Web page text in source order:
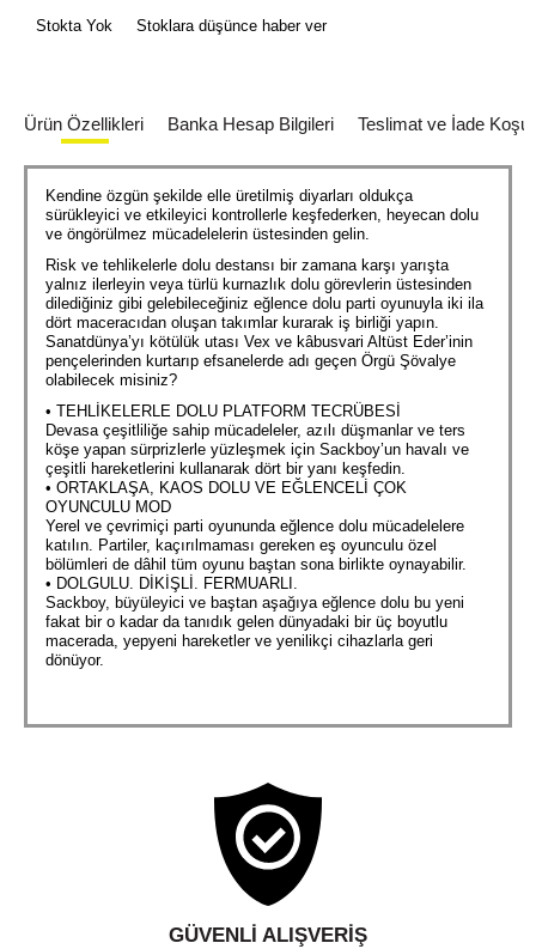
Stokta Yok Stoklara düşünce haber ver
Ürün Özellikleri Banka Hesap Bilgileri Teslimat ve İade
Kendine özgün şekilde elle üretilmiş diyarları oldukça
sürükleyici ve etkileyici kontrollerle keşfederken, heyecan dolu
ve öngörülmez mücadelelerin üstesinden gelin.
Risk ve tehlikelerle dolu destansı bir zamana karşı yarışta
yalnız ilerleyin veya türlü kurnazlık dolu görevlerin üstesinden
dilediğiniz gibi gelebileceğiniz eğlence dolu parti oyunuyla iki ila
dört maceracıdan oluşan takımlar kurarak iş birliği yapın.
Sanatdünya’yı kötülük utası Vex ve kâbusvari Altüst Eder’inin
pençelerinden kurtarıp efsanelerde adı geçen Örgü Şövalye
olabilecek misiniz?
• TEHLİKELERLE DOLU PLATFORM TECRÜBESİ
Devasa çeşitliliğe sahip mücadeleler, azılı düşmanlar ve ters
köşe yapan sürprizlerle yüzleşmek için Sackboy’un havalı ve
çeşitli hareketlerini kullanarak dört bir yanı keşfedin.
• ORTAKLAŞA, KAOS DOLU VE EĞLENCELİ ÇOK
OYUNCULU MOD
Yerel ve çevrimiçi parti oyununda eğlence dolu mücadelelere
katılın. Partiler, kaçırılmaması gereken eş oyunculu özel
bölümleri de dâhil tüm oyunu baştan sona birlikte oynayabilir.
• DOLGULU. DİKİŞLİ. FERMUARLI.
Sackboy, büyüleyici ve baştan aşağıya eğlence dolu bu yeni
fakat bir o kadar da tanıdık gelen dünyadaki bir üç boyutlu
macerada, yepyeni hareketler ve yenilikçi cihazlarla geri
dönüyor.
GÜVENLI ALIŞVERIŞ